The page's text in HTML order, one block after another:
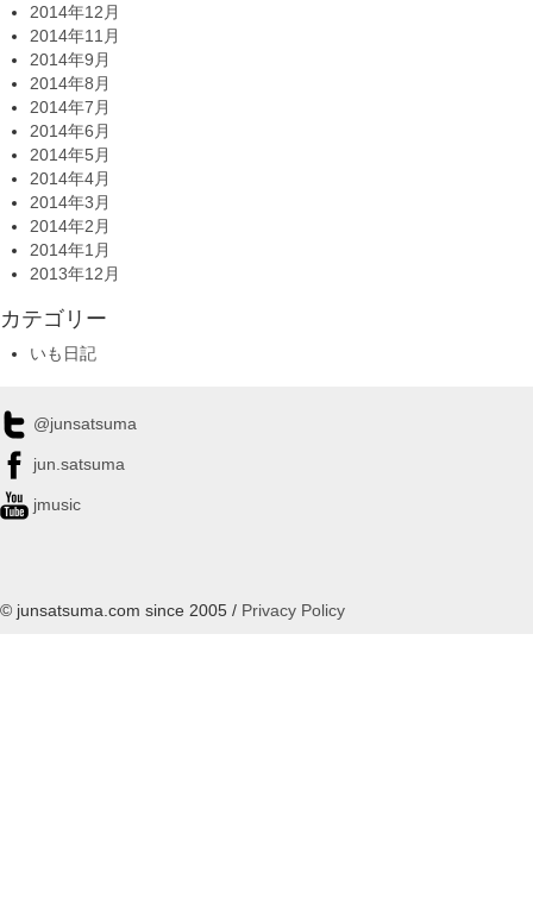
2014年12月
2014年11月
2014年9月
2014年8月
2014年7月
2014年6月
2014年5月
2014年4月
2014年3月
2014年2月
2014年1月
2013年12月
カテゴリー
いも日記
@junsatsuma
jun.satsuma
jmusic
© junsatsuma.com since 2005 / Privacy Policy